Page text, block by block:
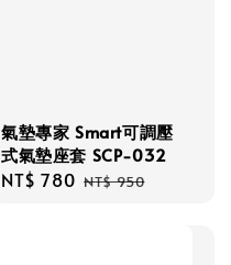
氣墊專家 Smart可調壓
式氣墊座套 SCP-032
Sale
NT$ 780 Regular
NT$ 950